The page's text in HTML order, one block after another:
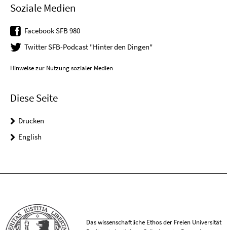
Soziale Medien
Facebook SFB 980
Twitter SFB-Podcast "Hinter den Dingen"
Hinweise zur Nutzung sozialer Medien
Diese Seite
Drucken
English
Das wissenschaftliche Ethos der Freien Universität